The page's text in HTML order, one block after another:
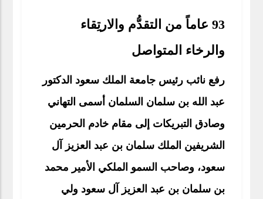
93 عاماً من التقدُّم والارتِقاء
والرخاء المتواصل
رفع نائب رئيس جامعة الملك سعود الدكتور
عبد الله بن سلمان السلمان أسمى التهاني
وصادق التبريكات إلى مقام خادم الحرمين
الشريفين الملك سلمان بن عبد العزيز آل
سعود، وصاحب السمو الملكي الأمير محمد
بن سلمان بن عبد العزيز آل سعود ولي